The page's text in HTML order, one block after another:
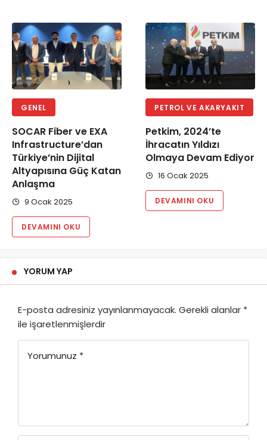
GENEL
SOCAR Fiber ve EXA
Infrastructure’dan
Türkiye’nin Dijital
Altyapısına Güç Katan
Anlaşma
9 Ocak 2025
DEVAMINI OKU
PETROL VE AKARYAKIT
Petkim, 2024’te
İhracatın Yıldızı
Olmaya Devam Ediyor
16 Ocak 2025
DEVAMINI OKU
YORUM YAP
E-posta adresiniz yayınlanmayacak. Gerekli alanlar *
ile işaretlenmişlerdir
Yorumunuz *